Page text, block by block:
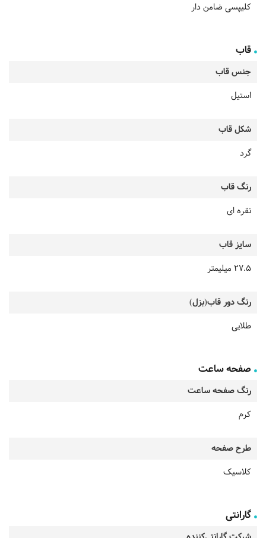
کلیپسی ضامن دار
قاب
جنس قاب
استیل
شکل قاب
گرد
رنگ قاب
نقره ای
سایز قاب
27.5 میلیمتر
رنگ دور قاب(بزل)
طلایی
صفحه ساعت
رنگ صفحه ساعت
کرم
طرح صفحه
کلاسیک
گارانتی